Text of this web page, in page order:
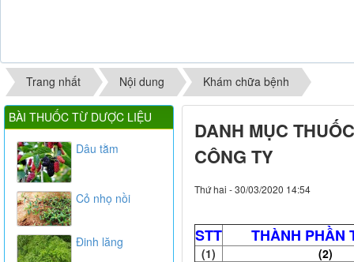
Trang nhất Nội dung Khám chữa bệnh
DANH MỤC
CÔNG TY
Thứ hai - 30/03/2020 14:54
STT THÀNH PHẦN
(1)
(2)
BÀI THUỐC TỪ DƯỢC LIỆU
Dâu tằm
Cỏ nhọ nồi
Đinh lăng